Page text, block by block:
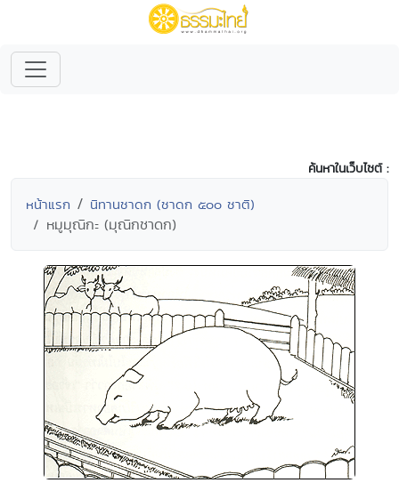
ค้นหาในเว็บไซต์ :
หน้าแรก นิทานชาดก (ชาดก ๕๐๐ ชาติ)
หมูมุณิกะ (มุณิกชาดก)